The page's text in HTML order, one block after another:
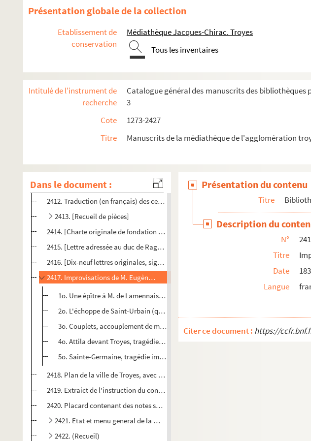
Présentation globale de la collection
Etablissement de
conservation
Médiathèque Jacques-Chirac. Troyes
Tous les inventaires
Intitulé de l'instrument de
recherche
Catalogue général des manuscrits des bibliothèques
3
Cote
1273-2427
Titre
Manuscrits de la médiathèque de l'agglomération
Dans le document :
2400. La très-sainte Trinosophie
2401. Recueil
2402. Summule (Logices) magistri Lamberti de Liniaco Castro
2404. (Incerti Summa de Proprietate verborum)
2405. (Recueil)
2407. (Catalogue des livres et manuscrits choisis dans la bibliothèque de la ville de
2408. (Catalogue des livres et manuscrits choisis dans la bibliothèque de la ville de
2410. Numismatum privatæ collectionis, a Pompeio Magno ad Rom. Augustulum,
2411. Description et évaluation approximative d'une collection de médailles antiques et
2412. Traduction (en français) des cent contes de Jérôme Morlini, précédée du texte
2413. [Recueil de pièces]
2414. [Charte originale de fondation de l'abbaye de Clairvaux en 1115]
2415. [Lettre adressée au duc de Raguse, par Napoléon, et datée de Troyes, le 6 février
2416. [Dix-neuf lettres originales, signées Bertrand, chef de bataillon, puis major du 19
e
2417. Improvisations de M. Eugène de Pradel
1o. Une épître à M. de Lamennais, intitulée
2o. L'échoppe de Saint-Urbain (quatre vingt-huit vers)
3o. Couplets, accouplement de mots, boutsrimés, etc.
4o. Attila devant Troyes, tragédie improvisée au grand séminaire de Troyes (environ
5o. Sainte-Germaine, tragédie improvisée à Bar-sur-Aube, en séance publique
2418. Plan de la ville de Troyes, avec les nouveaux projets de redressemens tracés et
2419. Extraict de l'instruction du confesseur, par le père Segnari
2420. Placard contenant des notes sur l'assassinat de M. Huez, maire de Troyes, le 9
2421. Etat et menu general de la maison du Roy, année 1735
2422. (Recueil)
Présentation du contenu
Titre
Description du
N°
Titre
Date
Langue
Citer ce document : https://